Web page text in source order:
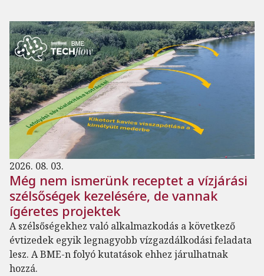
2026. 08. 03.
Még nem ismerünk receptet a vízjárási
szélsőségek kezelésére, de vannak
ígéretes projektek
A szélsőségekhez való alkalmazkodás a következő
évtizedek egyik legnagyobb vízgazdálkodási feladata
lesz. A BME-n folyó kutatások ehhez járulhatnak
hozzá.